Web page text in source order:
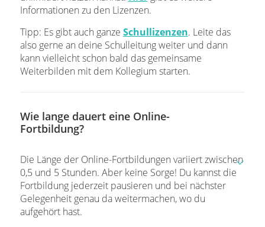
Informationen zu den Lizenzen.
Tipp: Es gibt auch ganze Schullizenzen. Leite das
also gerne an deine Schulleitung weiter und dann
kann vielleicht schon bald das gemeinsame
Weiterbilden mit dem Kollegium starten.
Wie lange dauert eine Online-
Fortbildung?
Die Länge der Online-Fortbildungen variiert zwischen
0,5 und 5 Stunden. Aber keine Sorge! Du kannst die
Fortbildung jederzeit pausieren und bei nächster
Gelegenheit genau da weitermachen, wo du
aufgehört hast.